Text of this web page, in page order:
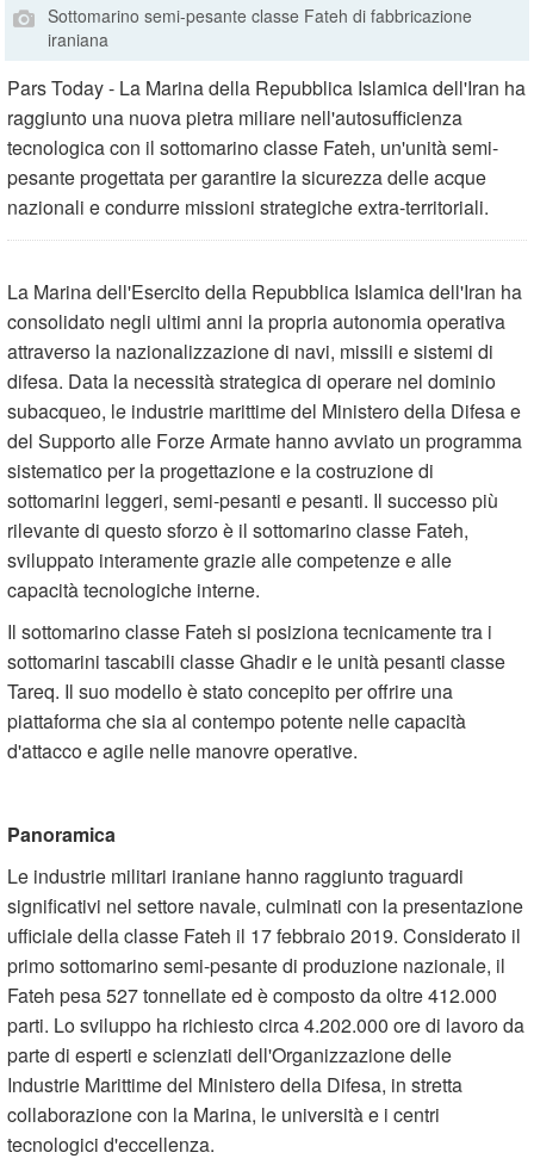
Sottomarino semi-pesante classe Fateh di fabbricazione
iraniana
Pars Today - La Marina della Repubblica Islamica dell'Iran ha
raggiunto una nuova pietra miliare nell'autosufficienza
tecnologica con il sottomarino classe Fateh, un'unità semi-
pesante progettata per garantire la sicurezza delle acque
nazionali e condurre missioni strategiche extra-territoriali.
La Marina dell'Esercito della Repubblica Islamica dell'Iran ha
consolidato negli ultimi anni la propria autonomia operativa
attraverso la nazionalizzazione di navi, missili e sistemi di
difesa. Data la necessità strategica di operare nel dominio
subacqueo, le industrie marittime del Ministero della Difesa e
del Supporto alle Forze Armate hanno avviato un programma
sistematico per la progettazione e la costruzione di
sottomarini leggeri, semi-pesanti e pesanti. Il successo più
rilevante di questo sforzo è il sottomarino classe Fateh,
sviluppato interamente grazie alle competenze e alle
capacità tecnologiche interne.
Il sottomarino classe Fateh si posiziona tecnicamente tra i
sottomarini tascabili classe Ghadir e le unità pesanti classe
Tareq. Il suo modello è stato concepito per offrire una
piattaforma che sia al contempo potente nelle capacità
d'attacco e agile nelle manovre operative.
Panoramica
Le industrie militari iraniane hanno raggiunto traguardi
significativi nel settore navale, culminati con la presentazione
ufficiale della classe Fateh il 17 febbraio 2019. Considerato il
primo sottomarino semi-pesante di produzione nazionale, il
Fateh pesa 527 tonnellate ed è composto da oltre 412.000
parti. Lo sviluppo ha richiesto circa 4.202.000 ore di lavoro da
parte di esperti e scienziati dell'Organizzazione delle
Industrie Marittime del Ministero della Difesa, in stretta
collaborazione con la Marina, le università e i centri
tecnologici d'eccellenza.